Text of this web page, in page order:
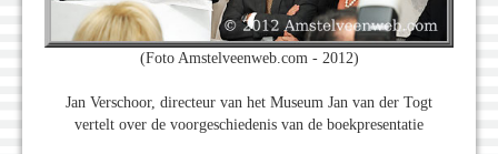
(Foto Amstelveenweb.com - 2012)
Jan Verschoor, directeur van het Museum Jan van der Togt
vertelt over de voorgeschiedenis van de boekpresentatie